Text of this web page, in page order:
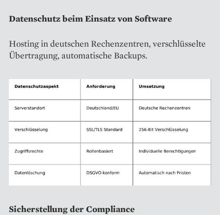
Datenschutz beim Einsatz von Software
Hosting in deutschen Rechenzentren, verschlüsselte
Übertragung, automatische Backups.
Sicherstellung der Compliance